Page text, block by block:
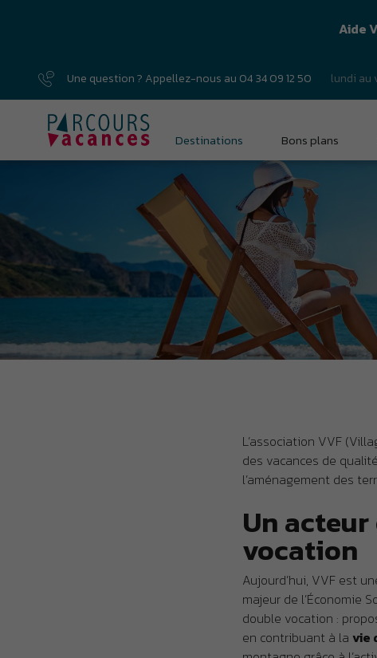
Aide
Une question ? Appellez-nous au 04 34 09 12 50 lundi au
Destinations Bons plans
L’association VVF
des vacances de
l’aménagement des
Un
vocation
Aujourd’hui, VVF est
majeur de l’Économie
double vocation :
en contribuant à la vie